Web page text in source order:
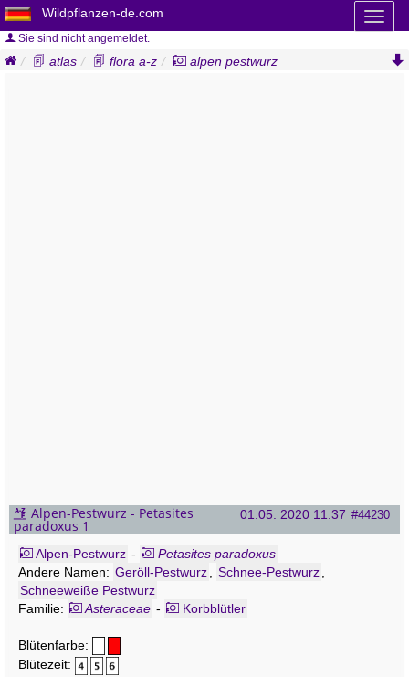
Wildpflanzen-de.com
Sie sind nicht angemeldet.
atlas flora a-z
alpen pestwurz
01.05. 2020 11:37 #44230
Alpen-Pestwurz - Petasites
paradoxus 1
Alpen-Pestwurz -
Petasites paradoxus
Andere Namen: Geröll-Pestwurz Schnee-Pestwurz
Schneeweiße Pestwurz
Familie:
Asteraceae - Korbblütler
Blütenfarbe:
Blütezeit: